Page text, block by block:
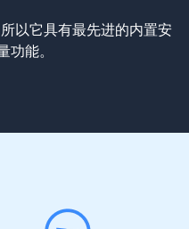
以它具有最先进的内置安
能。